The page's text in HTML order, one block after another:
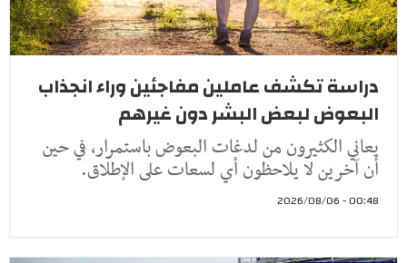
دراسة تكشف عاملين مفاجئين وراء انجذاب
البعوض لبعض البشر دون غيرهم
يعاني الكثيرون من لدغات البعوض باستمرار، في حين
أن آخرين لا يلاحظون أي لسعات على الإطلاق.
00:48 - 2026/08/06